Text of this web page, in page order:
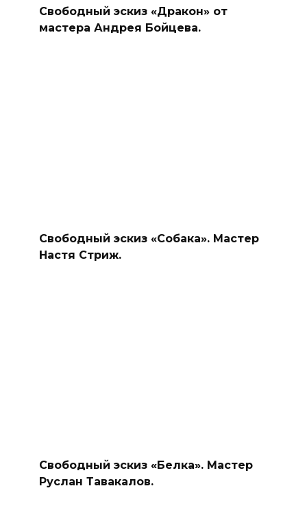
Свободный эскиз «Дракон» от
мастера Андрея Бойцева.
Свободный эскиз «Собака». Мастер
Настя Стриж.
Свободный эскиз «Белка». Мастер
Руслан Тавакалов.